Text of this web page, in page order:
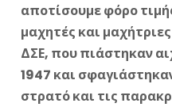
αποτίσουμε φόρο
μαχητές και
ΔΣΕ, που πιάστηκαν
1947 και
στρατό και τις